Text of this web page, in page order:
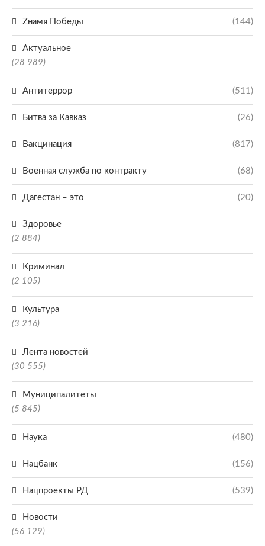
Zнамя Победы (144)
Актуальное
(28 989)
Антитеррор (511)
Битва за Кавказ (26)
Вакцинация (817)
Военная служба по контракту (68)
Дагестан – это (20)
Здоровье
(2 884)
Криминал
(2 105)
Культура
(3 216)
Лента новостей
(30 555)
Муниципалитеты
(5 845)
Наука (480)
Нацбанк (156)
Нацпроекты РД (539)
Новости
(56 129)